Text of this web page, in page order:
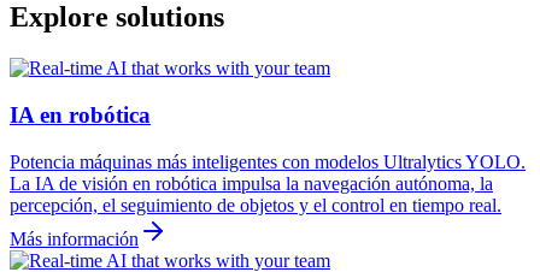
Explore solutions
IA en robótica
Potencia máquinas más inteligentes con modelos Ultralytics YOLO.
La IA de visión en robótica impulsa la navegación autónoma, la
percepción, el seguimiento de objetos y el control en tiempo real.
Más información